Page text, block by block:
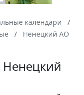
календари
Ненецкий АО
Ненецкий